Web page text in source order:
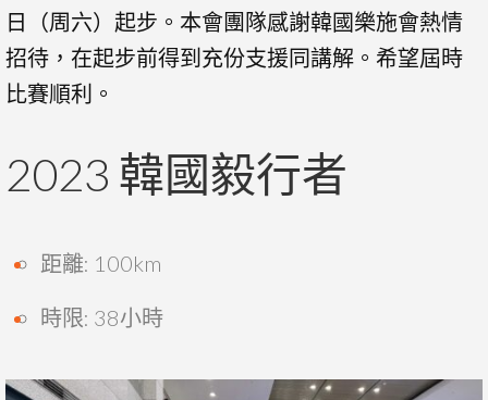
日（周六）起步。本會團隊感謝韓國樂施會熱情
招待，在起步前得到充份支援同講解。希望屆時
比賽順利。
2023 韓國毅行者
距離: 100km
時限: 38小時